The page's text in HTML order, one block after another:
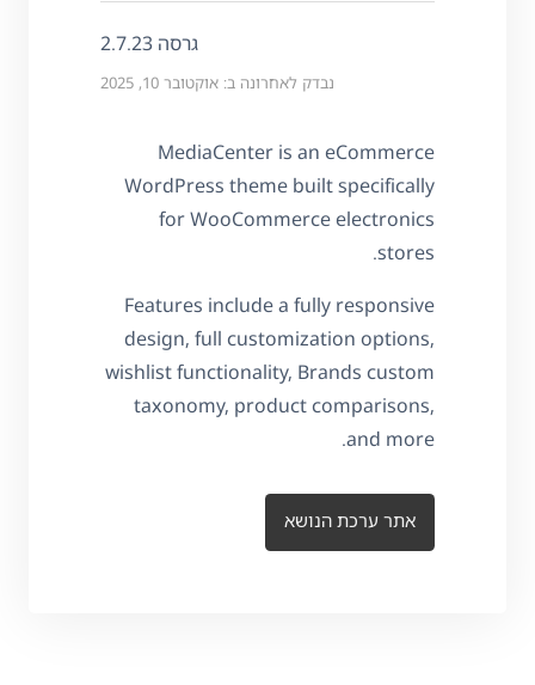
גרסה 2.7.23
נבדק לאחרונה ב: אוקטובר 10, 2025
MediaCenter is an eCommerce
WordPress theme built specifically
for WooCommerce electronics
stores.
Features include a fully responsive
design, full customization options,
wishlist functionality, Brands custom
taxonomy, product comparisons,
and more.
אתר ערכת הנושא